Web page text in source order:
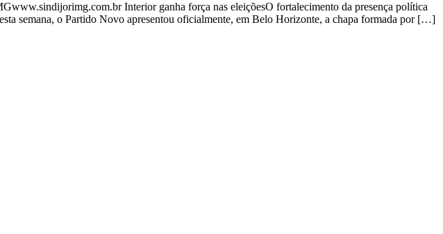
Interior ganha força nas eleiçõesO fortalecimento da presença política
semana, o Partido Novo apresentou oficialmente, em Belo Horizonte, a chapa formada por […]